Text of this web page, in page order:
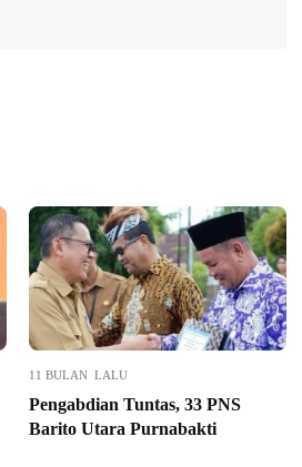
11 BULAN LALU
Pengabdian Tuntas, 33 PNS
Barito Utara Purnabakti